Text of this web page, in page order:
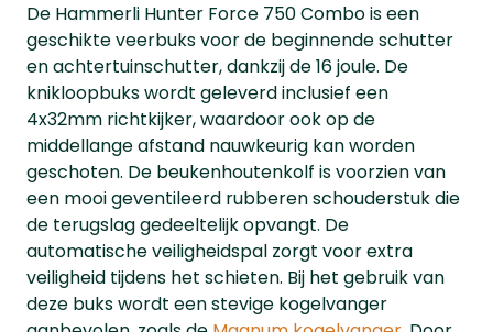
De Hammerli Hunter Force 750 Combo is een
geschikte veerbuks voor de beginnende schutter
en achtertuinschutter, dankzij de 16 joule. De
knikloopbuks wordt geleverd inclusief een
4x32mm richtkijker, waardoor ook op de
middellange afstand nauwkeurig kan worden
geschoten. De beukenhoutenkolf is voorzien van
een mooi geventileerd rubberen schouderstuk die
de terugslag gedeeltelijk opvangt. De
automatische veiligheidspal zorgt voor extra
veiligheid tijdens het schieten. Bij het gebruik van
deze buks wordt een stevige kogelvanger